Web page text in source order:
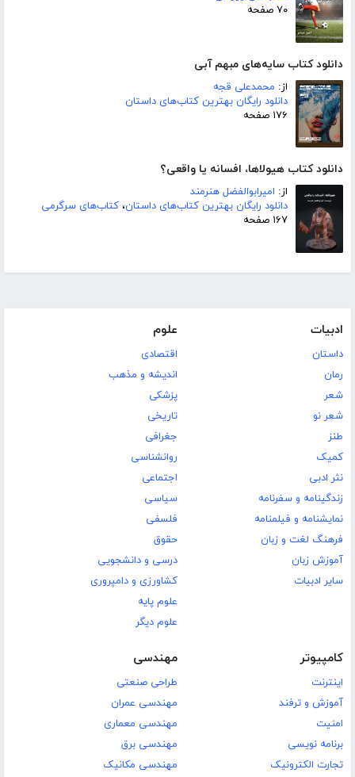
۷۰ صفحه
دانلود کتاب سایه‌های مبهم آبی
از: محمدعلی قجه
دانلود رایگان بهترین کتاب‌های داستان
۱۷۶ صفحه
دانلود کتاب هیولاها، افسانه یا واقعی؟
از: امیرابوالفضل هنرمند
دانلود رایگان بهترین کتاب‌های داستان، کتاب‌های سرگرمی
۱۶۷ صفحه
ادبیات
داستان
رمان
شعر
شعر نو
طنز
کمیک
نثر ادبی
زندگینامه و سفرنامه
نمایشنامه و فیلمنامه
فرهنگ لغت و زبان
آموزش زبان
سایر ادبیات
علوم
اقتصادی
اندیشه و مذهب
پزشکی
تاریخی
جغرافی
روانشناسی
اجتماعی
سیاسی
فلسفی
حقوق
درسی و دانشجویی
کشاورزی و دامپروری
علوم پایه
علوم دیگر
کامپیوتر
اینترنت
آموزش و ترفند
امنیت
برنامه نویسی
تجارت الکترونیک
مهندسی
طراحی صنعتی
مهندسی عمران
مهندسی معماری
مهندسی برق
مهندسی مکانیک